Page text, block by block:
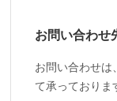
お問い合わせ
お問い合わせは
て承っておりま